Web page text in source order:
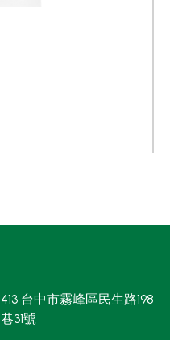
413 台中市霧峰區民生路198
巷31號